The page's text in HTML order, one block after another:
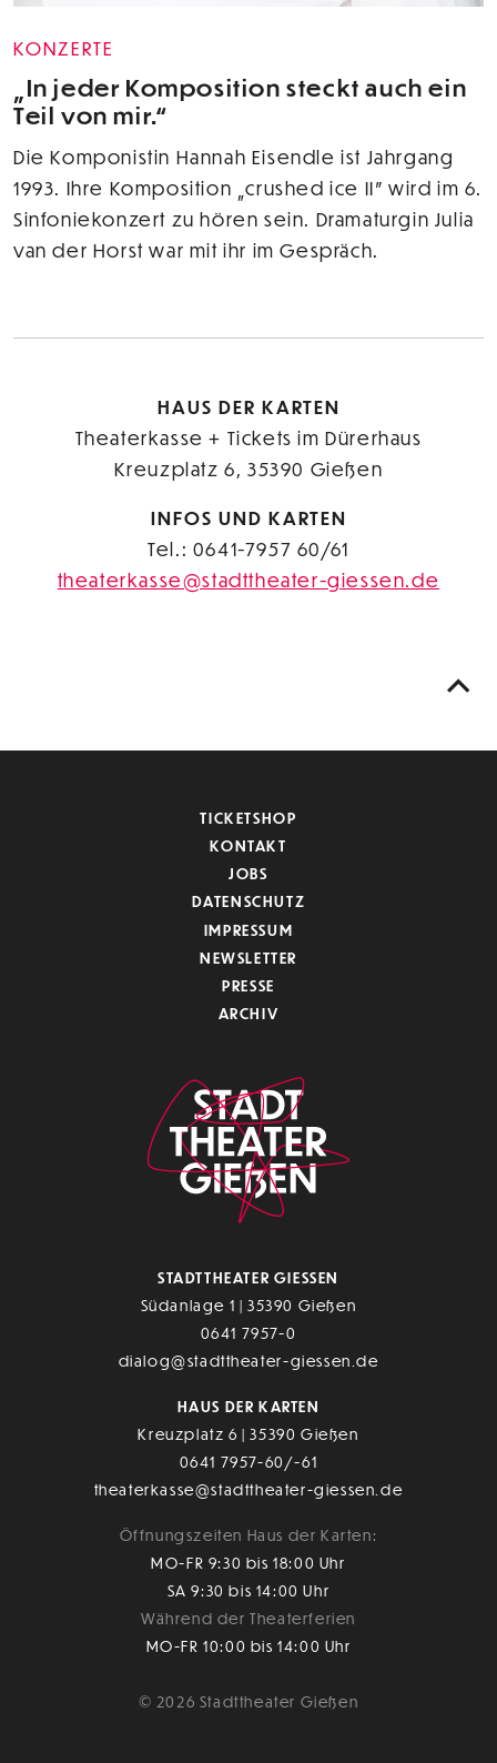
KONZERTE
„In jeder Komposition steckt auch ein
Teil von mir.“
Die Komponistin Hannah Eisendle ist Jahrgang
1993. Ihre Komposition „crushed ice II” wird im 6.
Sinfoniekonzert zu hören sein. Dramaturgin Julia
van der Horst war mit ihr im Gespräch.
HAUS DER KARTEN
Theaterkasse + Tickets im Dürerhaus
Kreuzplatz 6, 35390 Gießen
INFOS UND KARTEN
Tel.: 0641-7957 60/61
theaterkasse@stadttheater-giessen.de
TICKETSHOP
KONTAKT
JOBS
DATENSCHUTZ
IMPRESSUM
NEWSLETTER
PRESSE
ARCHIV
STADTTHEATER GIESSEN
Südanlage 1 | 35390 Gießen
0641 7957-0
dialog@stadttheater-giessen.de
HAUS DER KARTEN
Kreuzplatz 6 | 35390 Gießen
0641 7957-60/-61
theaterkasse@stadttheater-giessen.de
Öffnungszeiten Haus der Karten:
MO-FR 9:30 bis 18:00 Uhr
SA 9:30 bis 14:00 Uhr
Während der Theaterferien
MO-FR 10:00 bis 14:00 Uhr
© 2026 Stadttheater Gießen